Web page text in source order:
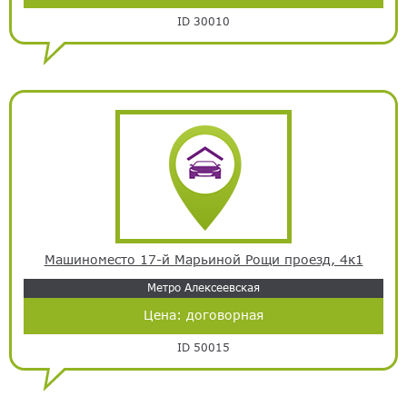
ID 30010
Машиноместо 17-й Марьиной Рощи проезд, 4к1
Метро Алексеевская
Цена: договорная
ID 50015